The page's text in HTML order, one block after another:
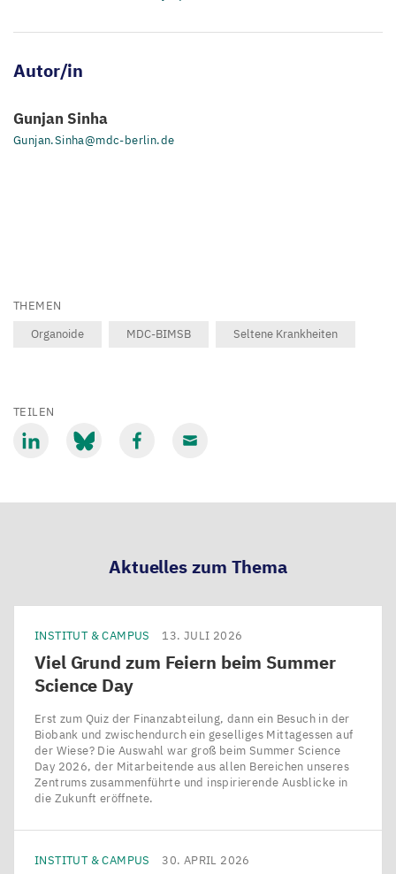
Autor/in
Gunjan Sinha
Gunjan.Sinha@mdc-berlin.de
THEMEN
Organoide
MDC-BIMSB Seltene Krankheiten
TEILEN
Aktuelles zum Thema
INSTITUT & CAMPUS 13. JULI 2026
Viel Grund zum Feiern beim Summer
Science Day
Erst zum Quiz der Finanzabteilung, dann ein Besuch in der
Biobank und zwischendurch ein geselliges Mittagessen auf
der Wiese? Die Auswahl war groß beim Summer Science
Day 2026, der Mitarbeitende aus allen Bereichen unseres
Zentrums zusammenführte und inspirierende Ausblicke in
die Zukunft eröffnete.
INSTITUT & CAMPUS 30. APRIL 2026